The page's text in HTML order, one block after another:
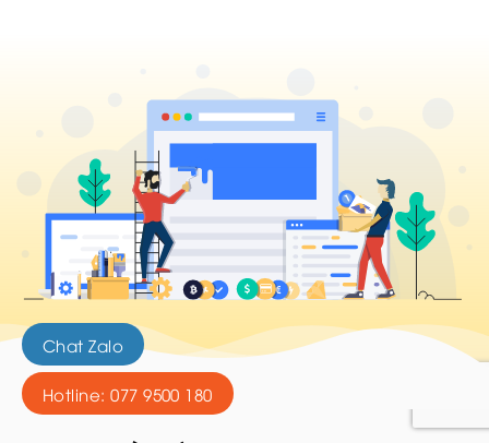
Chat Zalo
Hotline: 077 9500 180